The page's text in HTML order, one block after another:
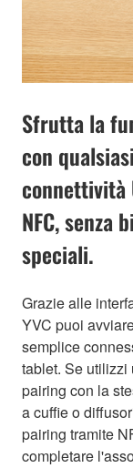
Sfrutta la
con
NFC, senza
speciali.
Grazie alle
YVC puoi
semplice
tablet. Se utilizzi
pairing con la
a cuffie o
pairing tramite
completare